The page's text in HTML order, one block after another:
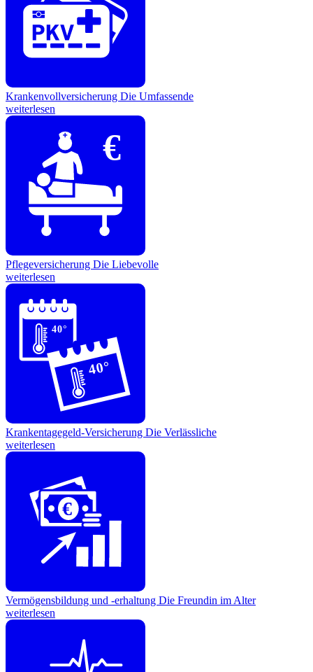
Krankenvollversicherung Die Umfassende
weiterlesen
€
Pflegeversicherung Die Liebevolle
weiterlesen
40°
40°
Krankentagegeld-Versicherung Die Verlässliche
weiterlesen
€
Vermögensbildung und -erhaltung Die Freundin im Alter
weiterlesen